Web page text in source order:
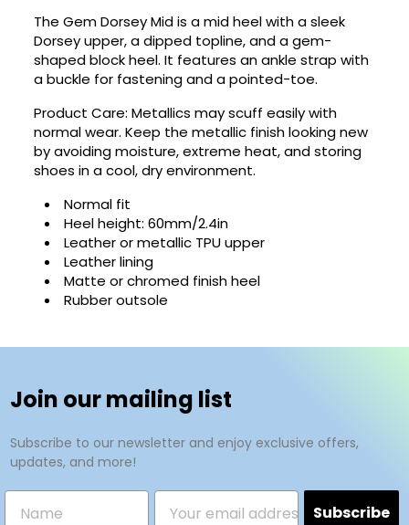
Aggiungi alla lista dei desideri
add_circle_outline Crea una nuova lista
Nome lista dei desideri
Annulla Crea lista dei desideri
Devi avere effettuato l'accesso per salvare dei
prodotti nella tua lista dei desideri.
Annulla Accedi
The Gem Dorsey Mid is a mid heel with a sleek
Dorsey upper, a dipped topline, and a gem-
shaped block heel. It features an ankle strap with
a buckle for fastening and a pointed-toe.
Product Care: Metallics may scuff easily with
normal wear. Keep the metallic finish looking new
by avoiding moisture, extreme heat, and storing
shoes in a cool, dry environment.
Normal fit
Heel height: 60mm/2.4in
Leather or metallic TPU upper
Leather lining
Matte or chromed finish heel
Rubber outsole
Join our mailing list
Subscribe to our newsletter and enjoy exclusive offers,
updates, and more!
Subscribe